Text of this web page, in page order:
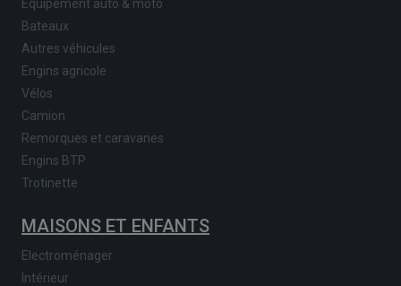
Equipement auto & moto
Bateaux
Autres véhicules
Engins agricole
Vélos
Camion
Remorques et caravanes
Engins BTP
Trotinette
MAISONS ET ENFANTS
Electroménager
Intérieur